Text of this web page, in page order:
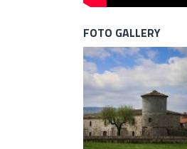
FOTO GALLERY